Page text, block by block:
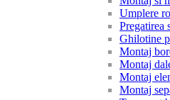
Umplere
Pregatirea
Ghilotine
Montaj
Montaj
Montaj
Montaj